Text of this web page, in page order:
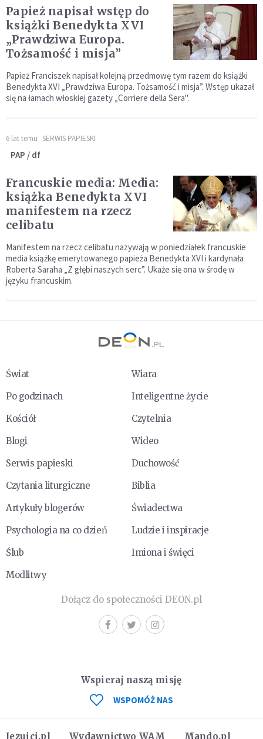
Papież napisał wstęp do
książki Benedykta XVI
„Prawdziwa Europa.
Tożsamość i misja”
Papież Franciszek napisał kolejną przedmowę tym razem do książki
Benedykta XVI „Prawdziwa Europa. Tożsamość i misja”. Wstęp ukazał
się na łamach włoskiej gazety „Corriere della Sera".
6 lat temu SERWIS PAPIESKI
PAP / df
Francuskie media: Media:
książka Benedykta XVI
manifestem na rzecz
celibatu
Manifestem na rzecz celibatu nazywają w poniedziałek francuskie
media książkę emerytowanego papieża Benedykta XVI i kardynała
Roberta Saraha „Z głębi naszych serc”. Ukaże się ona w środę w
języku francuskim.
Świat
Wiara
Po godzinach
Inteligentne życie
Kościół
Czytelnia
Blogi
Wideo
Serwis papieski
Duchowość
Czytania liturgiczne
Biblia
Artykuły blogerów
Świadectwa
Psychologia na co dzień
Ludzie i inspiracje
Ślub
Imiona i święci
Modlitwy
Dołącz do społeczności DEON.pl
Jezuici.pl Wydawnictwo WAM Mando.pl
Wspieraj naszą misję
WSPOMÓŻ NAS